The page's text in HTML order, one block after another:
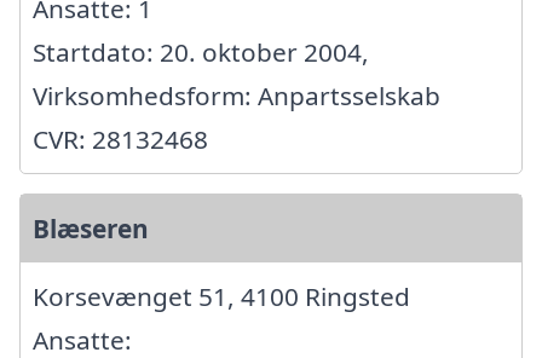
Ansatte: 1
Startdato: 20. oktober 2004,
Virksomhedsform: Anpartsselskab
CVR: 28132468
Blæseren
Korsevænget 51, 4100 Ringsted
Ansatte: